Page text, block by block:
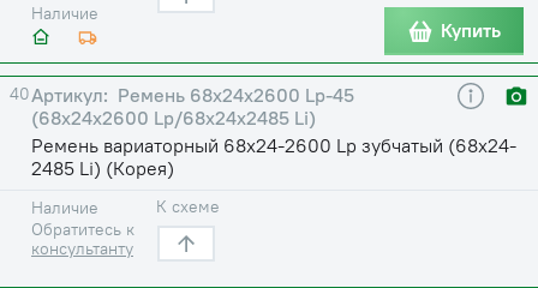
Наличие
Купить
40
Ремень 68х24х2600 Lp-45
(68х24х2600 Lp/68х24х2485 Li)
Ремень вариаторный 68х24-2600 Lp зубчатый (68х24-
2485 Li) (Корея)
Наличие
Обратитесь к
консультанту
К схеме